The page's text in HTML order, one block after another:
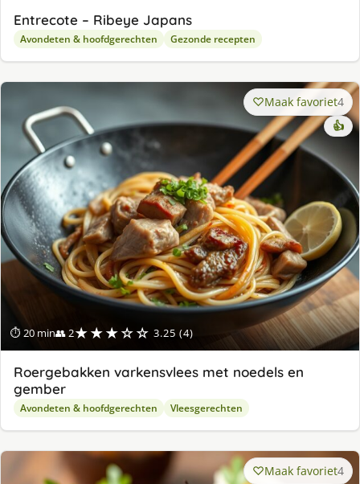
Entrecote – Ribeye Japans
Avondeten & hoofdgerechten Gezonde recepten
⏱ 20 min👥 2★★★☆☆ 3.25 (4)
Maak favoriet4
👍
Roergebakken varkensvlees met noedels en
gember
Avondeten & hoofdgerechten Vleesgerechten
Maak favoriet4